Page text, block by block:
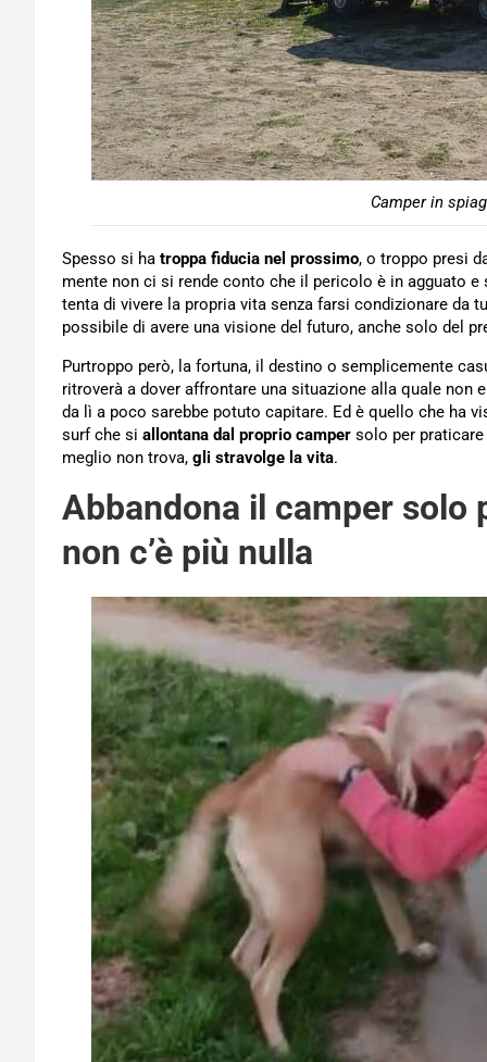
Camper in
Spesso si ha troppa fiducia nel prossimo, o troppo presi
mente non ci si rende conto che il pericolo è in agguato
tenta di vivere la propria vita senza farsi condizionare da
possibile di avere una visione del futuro, anche solo del
Purtroppo però, la fortuna, il destino o semplicemente
ritroverà a dover affrontare una situazione alla quale non
da lì a poco sarebbe potuto capitare. Ed è quello che ha
surf che si allontana dal proprio camper solo per
meglio non trova, gli stravolge la vita.
Abbandona il camper solo
non c’è più nulla